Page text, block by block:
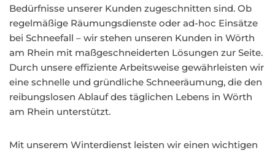
Bedürfnisse unserer Kunden zugeschnitten sind. Ob
regelmäßige Räumungsdienste oder ad-hoc Einsätze
bei Schneefall – wir stehen unseren Kunden in Wörth
am Rhein mit maßgeschneiderten Lösungen zur Seite.
Durch unsere effiziente Arbeitsweise gewährleisten wir
eine schnelle und gründliche Schneeräumung, die den
reibungslosen Ablauf des täglichen Lebens in Wörth
am Rhein unterstützt.
Mit unserem Winterdienst leisten wir einen wichtigen